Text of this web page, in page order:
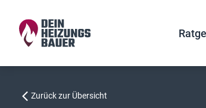
Zurück zur Übersicht